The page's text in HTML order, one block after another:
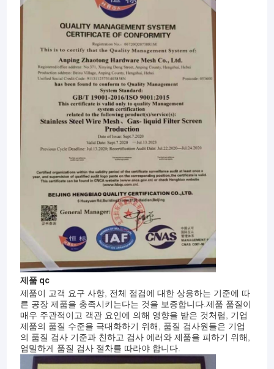
홈
제품 qc
제품이 고객 요구 사항, 전체 점검에 대한 상응하는 기준에 따
른 공장 제품을 충족시키는다는 것을 보증합니다.제품 품질이
매우 주관적이고 객관 요인에 의해 영향을 받은 것처럼, 기업
제품의 품질 수준을 극대화하기 위해, 품질 검사원들은 기업
의 품질 검사 기준과 친하고 검사 에러와 제품을 피하기 위해,
엄밀하게 품질 검사 절차를 따라야 합니다.